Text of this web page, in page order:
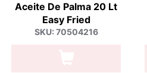
Aceite De Palma 20 Lt
Easy Fried
SKU: 70504216